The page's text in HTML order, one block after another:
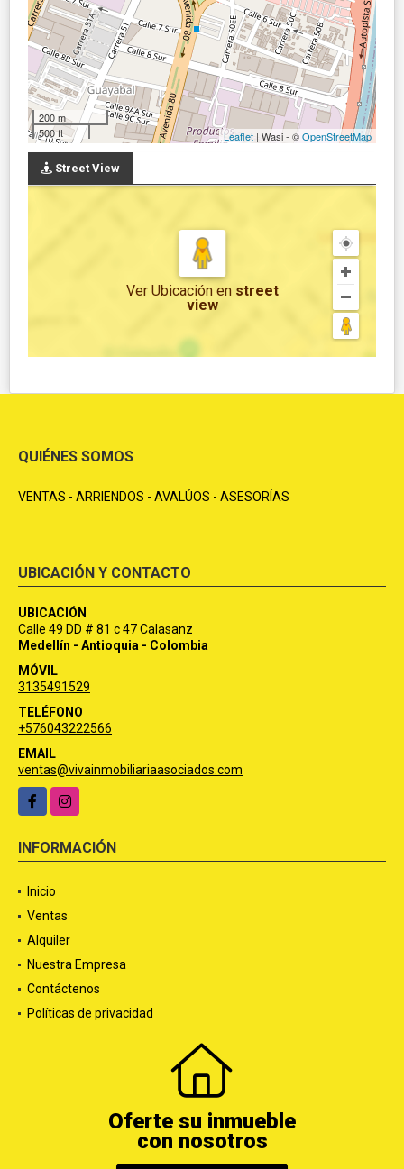
200 m
500 ft
Leaflet | Wasi - ©OpenStreetMap
Street View
Ver Ubicación en street
view
QUIÉNES SOMOS
VENTAS - ARRIENDOS - AVALÚOS - ASESORÍAS
UBICACIÓN Y CONTACTO
UBICACIÓN
Calle 49 DD # 81 c 47 Calasanz
Medellín - Antioquia - Colombia
MÓVIL
3135491529
TELÉFONO
+576043222566
EMAIL
ventas@vivainmobiliariaasociados.com
FacebookInstagram
INFORMACIÓN
Inicio
Ventas
Alquiler
Nuestra Empresa
Contáctenos
Políticas de privacidad
Oferte su inmueble
con nosotros